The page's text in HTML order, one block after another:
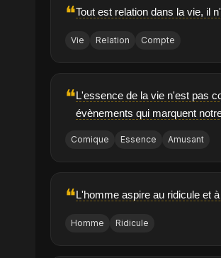
❝Tout est relation dans la vie, il
Vie Relation Compte
❝L'essence de la vie n'est pas
évènements qui marquent
Comique Essence Amusant
❝L'homme aspire au ridicule et
Homme Ridicule